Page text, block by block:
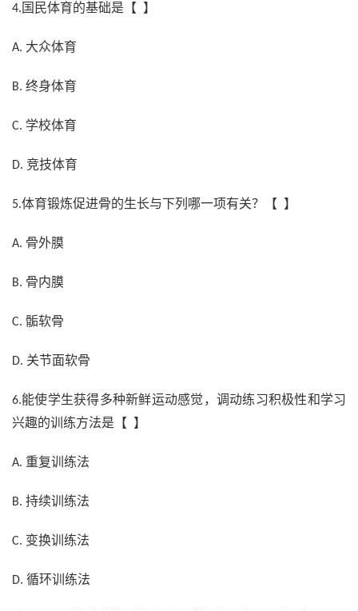
4. 国民体育的基础是【 】
A. 大众体育
B. 终身体育
C. 学校体育
D. 竞技体育
5.体育锻炼促进骨的生长与下列哪一项有关？【 】
A. 骨外膜
B. 骨内膜
C. 骺软骨
D. 关节面软骨
6.能使学生获得多种新鲜运动感觉，调动练习积极性和学习
兴趣的训练方法是【 】
A. 重复训练法
B. 持续训练法
C. 变换训练法
D. 循环训练法